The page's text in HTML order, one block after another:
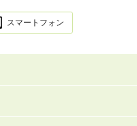
スマートフォン